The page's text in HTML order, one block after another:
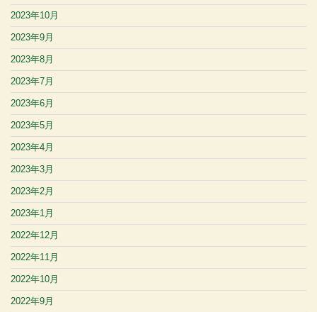
2023年10月
2023年9月
2023年8月
2023年7月
2023年6月
2023年5月
2023年4月
2023年3月
2023年2月
2023年1月
2022年12月
2022年11月
2022年10月
2022年9月